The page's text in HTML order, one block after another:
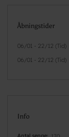
Åbningstider
06/01 - 22/12 (Tid)
06/01 - 22/12 (Tid)
Info
Antal senge